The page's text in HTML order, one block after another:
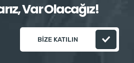
Var Olacağız!
BIZE KATILIN